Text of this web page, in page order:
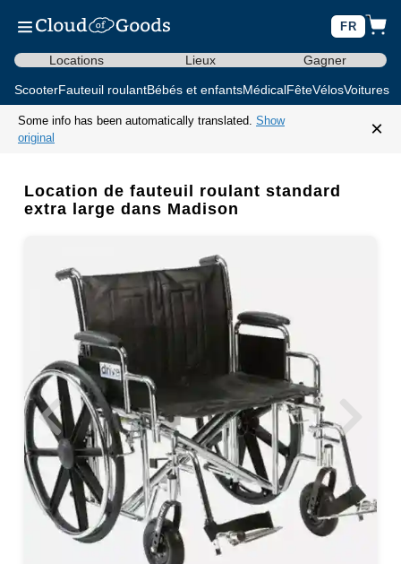
FR
Locations Lieux Gagner
ScooterFauteuil roulantBébés et enfantsMédicalFêteVélosVoitures
Some info has been automatically translated. Show
original
×
Location de fauteuil roulant standard
extra large dans Madison